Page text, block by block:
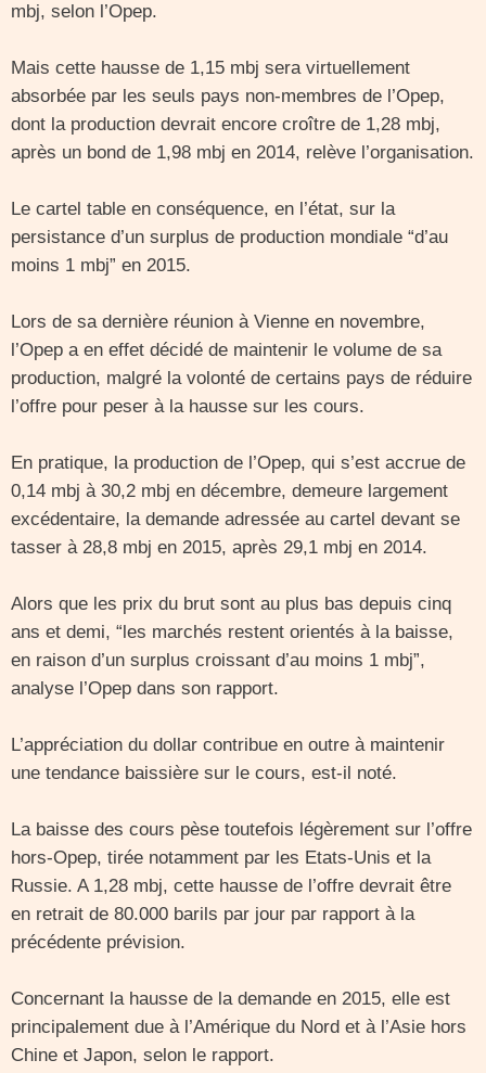
mbj, selon l’Opep.
Mais cette hausse de 1,15 mbj sera virtuellement
absorbée par les seuls pays non-membres de l’Opep,
dont la production devrait encore croître de 1,28 mbj,
après un bond de 1,98 mbj en 2014, relève l’organisation.
Le cartel table en conséquence, en l’état, sur la
persistance d’un surplus de production mondiale “d’au
moins 1 mbj” en 2015.
Lors de sa dernière réunion à Vienne en novembre,
l’Opep a en effet décidé de maintenir le volume de sa
production, malgré la volonté de certains pays de réduire
l’offre pour peser à la hausse sur les cours.
En pratique, la production de l’Opep, qui s’est accrue de
0,14 mbj à 30,2 mbj en décembre, demeure largement
excédentaire, la demande adressée au cartel devant se
tasser à 28,8 mbj en 2015, après 29,1 mbj en 2014.
Alors que les prix du brut sont au plus bas depuis cinq
ans et demi, “les marchés restent orientés à la baisse,
en raison d’un surplus croissant d’au moins 1 mbj”,
analyse l’Opep dans son rapport.
L’appréciation du dollar contribue en outre à maintenir
une tendance baissière sur le cours, est-il noté.
La baisse des cours pèse toutefois légèrement sur l’offre
hors-Opep, tirée notamment par les Etats-Unis et la
Russie. A 1,28 mbj, cette hausse de l’offre devrait être
en retrait de 80.000 barils par jour par rapport à la
précédente prévision.
Concernant la hausse de la demande en 2015, elle est
principalement due à l’Amérique du Nord et à l’Asie hors
Chine et Japon, selon le rapport.